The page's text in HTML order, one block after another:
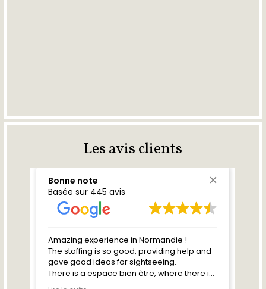
Les avis clients